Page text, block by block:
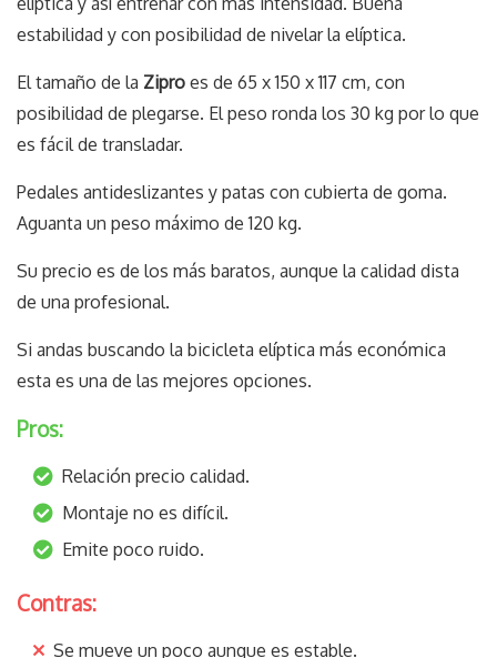
estabilidad y con posibilidad de nivelar la elíptica.
El tamaño de la Zipro es de 65 x 150 x 117 cm, con
posibilidad de plegarse. El peso ronda los 30 kg por lo que
es fácil de transladar.
Pedales antideslizantes y patas con cubierta de goma.
Aguanta un peso máximo de 120 kg.
Su precio es de los más baratos, aunque la calidad dista
de una profesional.
Si andas buscando la bicicleta elíptica más económica
esta es una de las mejores opciones.
Pros:
Relación precio calidad.
Montaje no es difícil.
Emite poco ruido.
Contras:
Se mueve un poco aunque es estable.